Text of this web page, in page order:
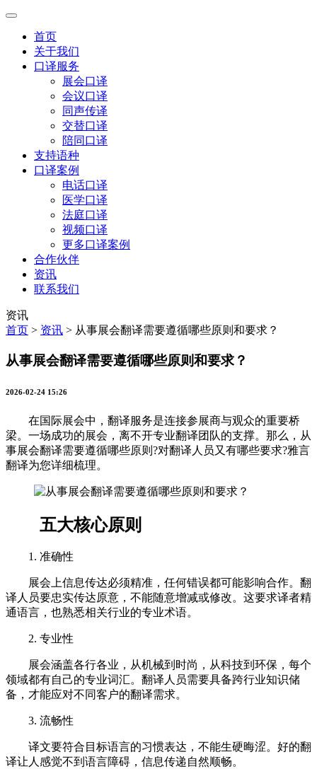
首页
关于我们
口译服务
展会口译
会议口译
同声传译
交替口译
陪同口译
支持语种
口译案例
电话口译
医学口译
法庭口译
视频口译
更多口译案例
合作伙伴
资讯
联系我们
资讯
首页 > 资讯 > 从事展会翻译需要遵循哪些原则和要求？
从事展会翻译需要遵循哪些原则和要求？
2026-02-24 15:26
在国际展会中，翻译服务是连接参展商与观众的重要桥
梁。一场成功的展会，离不开专业翻译团队的支撑。那么，从
事展会翻译需要遵循哪些原则?对翻译人员又有哪些要求?雅言
翻译为您详细梳理。
五大核心原则
1. 准确性
展会上信息传达必须精准，任何错误都可能影响合作。翻
译人员要忠实传达原意，不能随意增减或修改。这要求译者精
通语言，也熟悉相关行业的专业术语。
2. 专业性
展会涵盖各行各业，从机械到时尚，从科技到环保，每个
领域都有自己的专业词汇。翻译人员需要具备跨行业知识储
备，才能应对不同客户的翻译需求。
3. 流畅性
译文要符合目标语言的习惯表达，不能生硬晦涩。好的翻
译让人感觉不到语言障碍，信息传递自然顺畅。